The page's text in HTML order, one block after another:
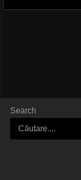
Search